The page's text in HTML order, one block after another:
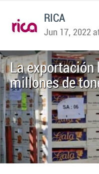
RICA
Jun 17, 2022
La
millones de